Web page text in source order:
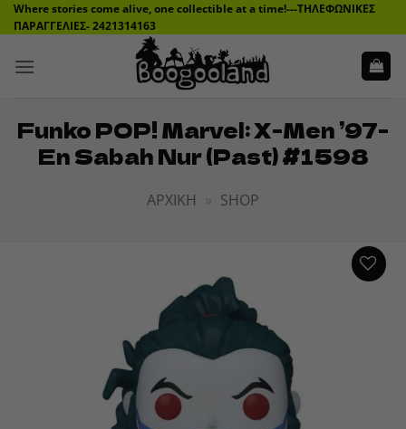
Μετάβαση
στο
Where stories come alive, one collectible at a time!---ΤΗΛΕΦΩΝΙΚΕΣ
ΠΑΡΑΓΓΕΛΙΕΣ- 2421314163
Funko POP! Marvel: X-Men ’97-
En Sabah Nur (Past) #1598
ΑΡΧΙΚΉ » SHOP